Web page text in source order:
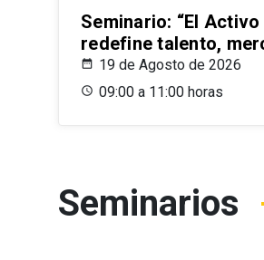
Seminario: “El
redefine talento,
19 de Agosto de 2026
09:00 a 11:00 horas
Seminarios